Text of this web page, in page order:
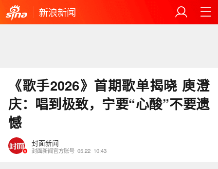
新浪新闻
《歌手2026》首期歌单揭晓 庾澄
庆：唱到极致，宁要“心酸”不要遗
憾
封面新闻
封面新闻官方账号 05.22 10:43